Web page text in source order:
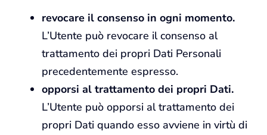
revocare il consenso in ogni momento.
L’Utente può revocare il consenso al
trattamento dei propri Dati Personali
precedentemente espresso.
opporsi al trattamento dei propri Dati.
L’Utente può opporsi al trattamento dei
propri Dati quando esso avviene in virtù di